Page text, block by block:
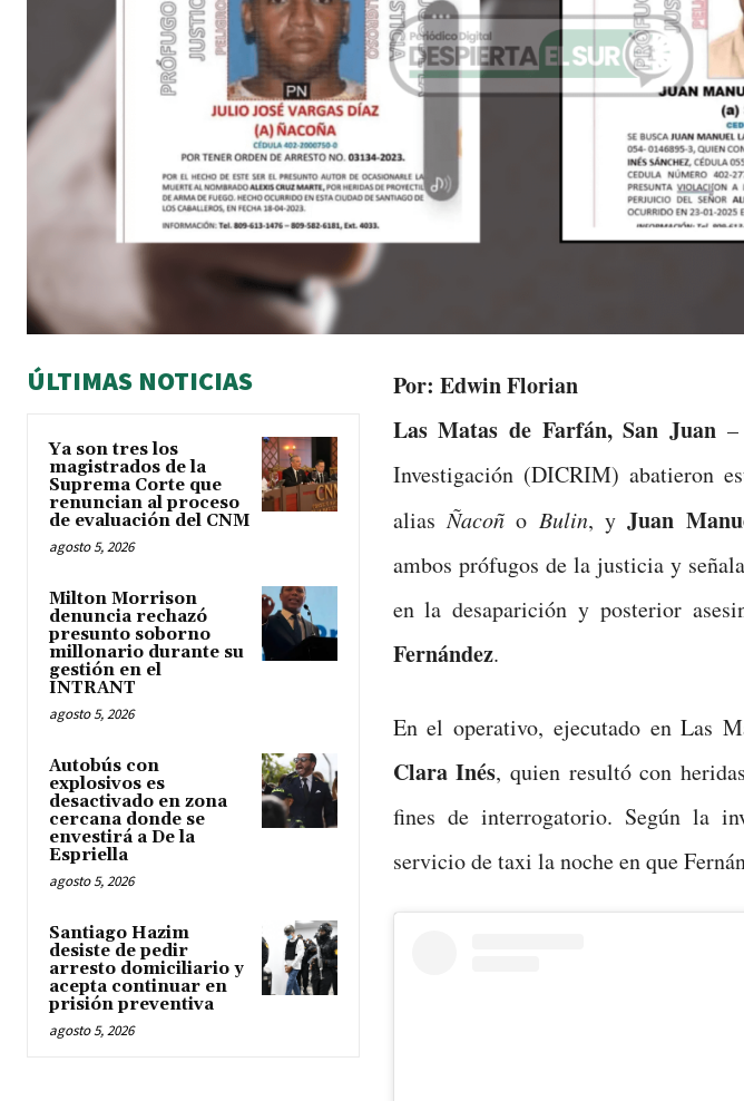
ÚLTIMAS NOTICIAS
Ya son tres los
magistrados de la
Suprema Corte que
renuncian al proceso
de evaluación del CNM
agosto 5, 2026
Milton Morrison
denuncia rechazó
presunto soborno
millonario durante su
gestión en el
INTRANT
agosto 5, 2026
Autobús con
explosivos es
desactivado en zona
cercana donde se
envestirá a De la
Espriella
agosto 5, 2026
Santiago Hazim
desiste de pedir
arresto domiciliario y
acepta continuar en
prisión preventiva
agosto 5, 2026
Por: Edwin Florian
Las Matas de Farfán, San Juan
Investigación (DICRIM) abatieron
aliasÑacoñ o Bulin, yJuan
ambos prófugos de la justicia y
en la desaparición y posterior
Fernández.
En el operativo, ejecutado en Las
Clara Inés, quien resultó con
fines de interrogatorio. Según la
servicio de taxi la noche en que